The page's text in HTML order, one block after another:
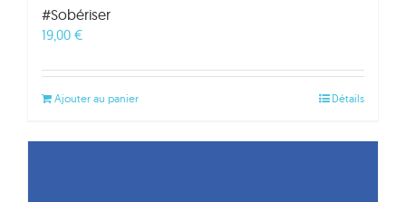
#Sobériser
19,00 €
Ajouter au panier Détails